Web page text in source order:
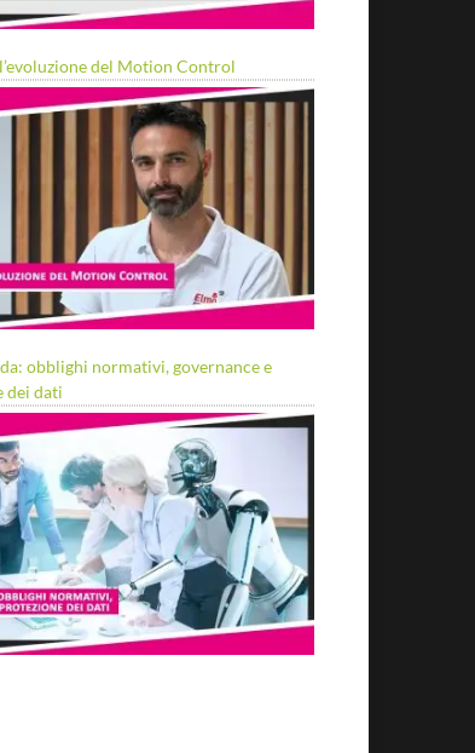
del Motion Control
obblighi normativi, governance e
dei dati